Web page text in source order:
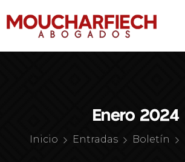
Enero 2024
Inicio Entradas Boletín